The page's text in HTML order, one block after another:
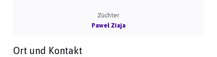
Züchter
Paweł Ziaja
Ort und Kontakt